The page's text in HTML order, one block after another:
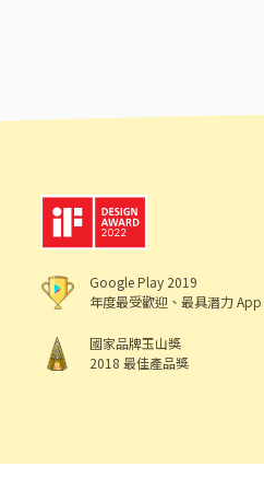
Google Play 2019
年度最受歡迎、最具潛力 App
國家品牌玉山獎
2018 最佳產品獎